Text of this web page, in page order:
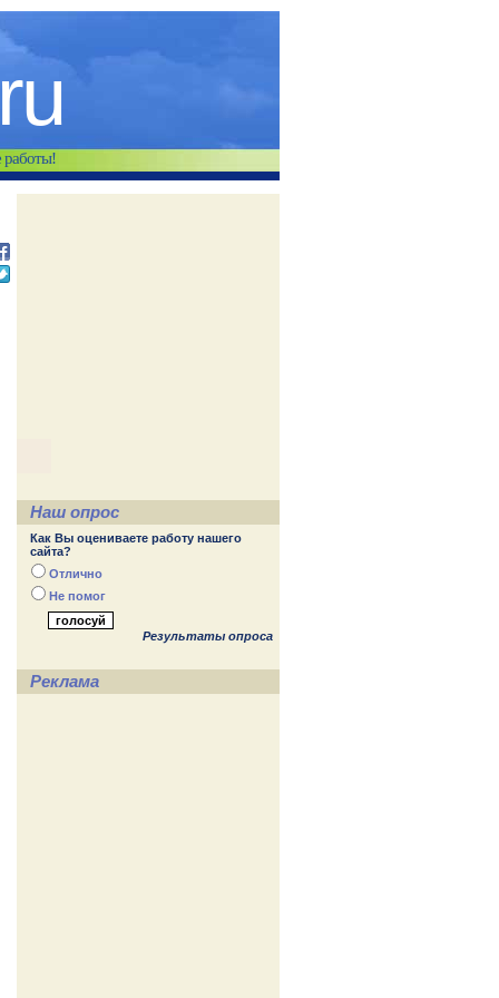
работы!
Наш опрос
Как Вы оцениваете работу нашего
сайта?
Отлично
Не помог
Результаты опроса
Реклама